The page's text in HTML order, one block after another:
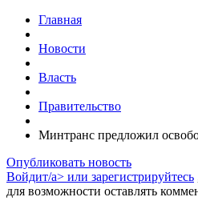
Главная
Новости
Власть
Правительство
Минтранс предложил
Опубликовать новость
Войдит/a> или зарегистрируйтесь
для возможности оставлять